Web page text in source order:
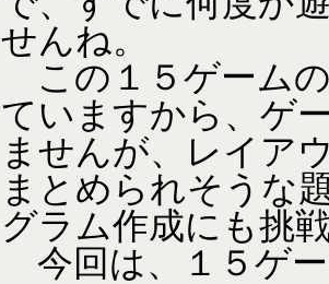
せんね。
この１５ゲーム
ていますから、ゲ
ませんが、レイア
まとめられそうな
グラム作成にも挑
今回は、１５ゲ